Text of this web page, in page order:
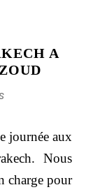
A
journée aux
Nous
charge pour